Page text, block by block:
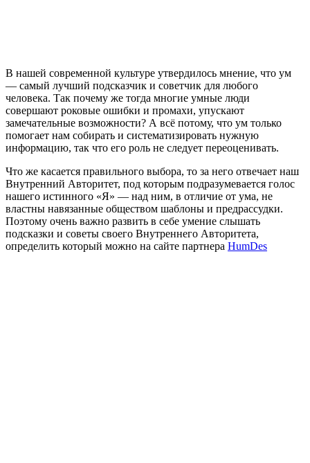
В нашей современной культуре утвердилось мнение, что ум
— самый лучший подсказчик и советчик для любого
человека. Так почему же тогда многие умные люди
совершают роковые ошибки и промахи, упускают
замечательные возможности? А всё потому, что ум только
помогает нам собирать и систематизировать нужную
информацию, так что его роль не следует переоценивать.
Что же касается правильного выбора, то за него отвечает наш
Внутренний Авторитет, под которым подразумевается голос
нашего истинного «Я» — над ним, в отличие от ума, не
властны навязанные обществом шаблоны и предрассудки.
Поэтому очень важно развить в себе умение слышать
подсказки и советы своего Внутреннего Авторитета,
определить который можно на сайте партнера HumDes